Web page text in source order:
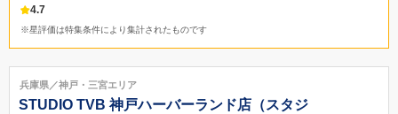
4.7
※星評価は特集条件により集計されたものです
兵庫県／神戸・三宮エリア
STUDIO TVB 神戸ハーバーランド店（スタジ